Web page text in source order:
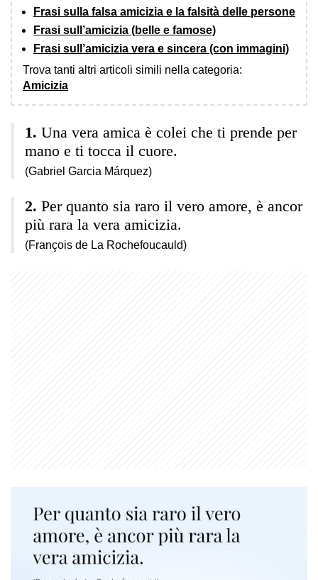
Frasi sulla falsa amicizia e la falsità delle persone
Frasi sull’amicizia (belle e famose)
Frasi sull’amicizia vera e sincera (con immagini)
Trova tanti altri articoli simili nella categoria:
Amicizia
Una vera amica è colei che ti prende per
mano e ti tocca il cuore.
(Gabriel Garcia Márquez)
Per quanto sia raro il vero amore, è ancor
più rara la vera amicizia.
(François de La Rochefoucauld)